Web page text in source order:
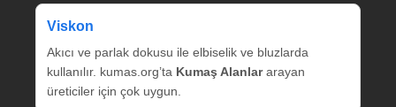
Viskon
Akıcı ve parlak dokusu ile elbiselik ve bluzlarda
kullanılır. kumas.org’ta Kumaş Alanlararayan
üreticiler için çok uygun.